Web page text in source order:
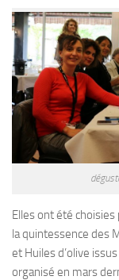
Elles ont été choisies
la quintessence des
et Huiles d’olive
organisé en mars